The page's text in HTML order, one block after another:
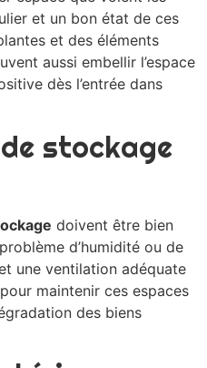
et un bon état de ces
et des éléments
aussi embellir l’espace
dès l’entrée dans
stockage
doivent être bien
d’humidité ou de
une ventilation adéquate
maintenir ces espaces
des biens